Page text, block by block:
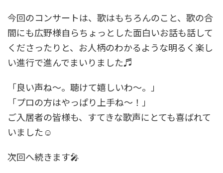
今回のコンサートは、歌はもちろんのこと、歌の合
間にも広野様自らちょっとした面白いお話も話して
くださったりと、お人柄のわかるような明るく楽し
い進行で進んでまいりました♬
「良い声ね～。聴けて嬉しいわ～。」
「プロの方はやっぱり上手ね～！」
ご入居者の皆様も、すてきな歌声にとても喜ばれて
いました☺
次回へ続きます🎤